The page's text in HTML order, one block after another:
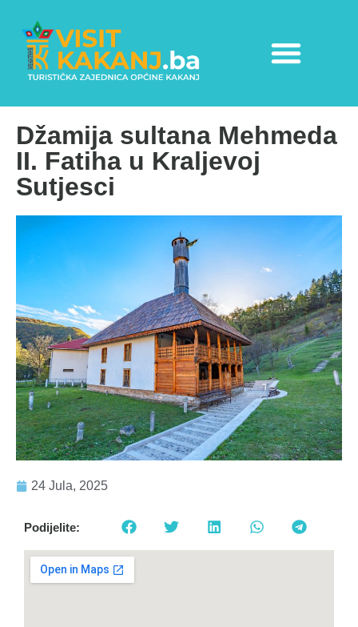
Džamija sultana Mehmeda
II. Fatiha u Kraljevoj
Sutjesci
24 Jula, 2025
Podijelite: